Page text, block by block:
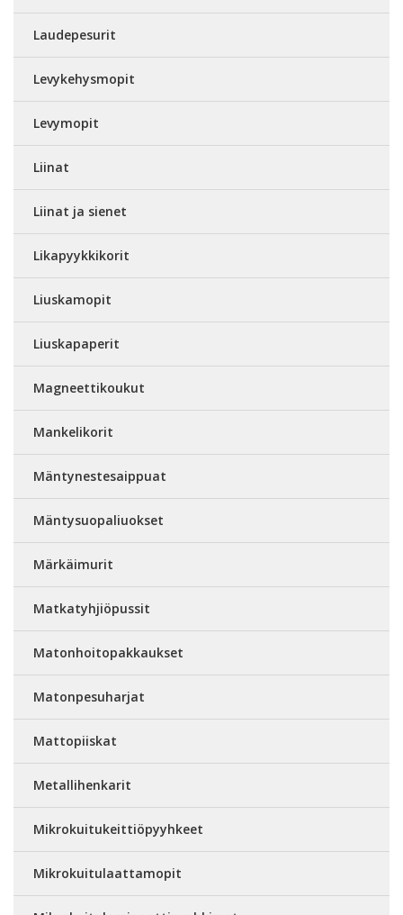
Laudepesurit
Levykehysmopit
Levymopit
Liinat
Liinat ja sienet
Likapyykkikorit
Liuskamopit
Liuskapaperit
Magneettikoukut
Mankelikorit
Mäntynestesaippuat
Mäntysuopaliuokset
Märkäimurit
Matkatyhjiöpussit
Matonhoitopakkaukset
Matonpesuharjat
Mattopiiskat
Metallihenkarit
Mikrokuitukeittiöpyyhkeet
Mikrokuitulaattamopit